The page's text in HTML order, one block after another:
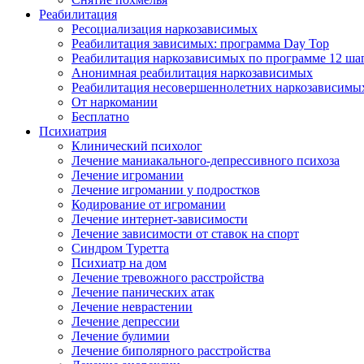
Реабилитация
Ресоциализация наркозависимых
Реабилитация зависимых: программа Day Top
Реабилитация наркозависимых по программе 12
Анонимная реабилитация наркозависимых
Реабилитация несовершеннолетних
От наркомании
Бесплатно
Психиатрия
Клинический психолог
Лечение маниакального-депрессивного психоза
Лечение игромании
Лечение игромании у подростков
Кодирование от игромании
Лечение интернет-зависимости
Лечение зависимости от ставок на спорт
Синдром Туретта
Психиатр на дом
Лечение тревожного расстройства
Лечение панических атак
Лечение неврастении
Лечение депрессии
Лечение булимии
Лечение биполярного расстройства